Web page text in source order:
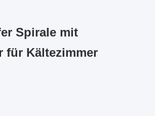
Spirale mit
für Kältezimmer